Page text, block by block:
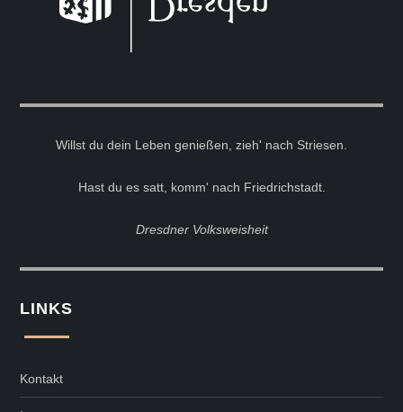
Willst du dein Leben genießen, zieh' nach Striesen.
Hast du es satt, komm' nach Friedrichstadt.
Dresdner Volksweisheit
LINKS
Kontakt